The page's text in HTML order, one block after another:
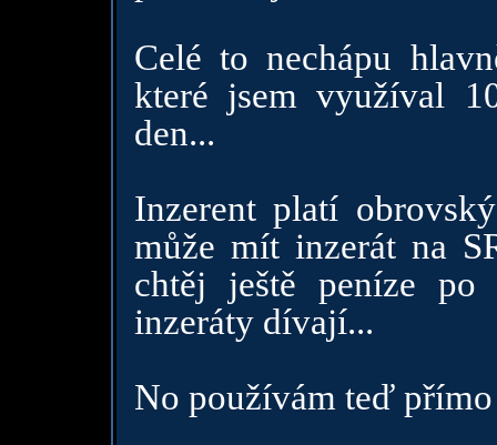
Celé to nechápu
které jsem využíval
den...
Inzerent platí
může mít inzerát na
chtěj ještě peníze
inzeráty dívají...
No používám teď